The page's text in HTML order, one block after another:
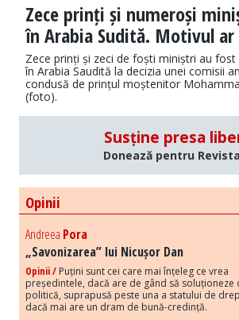
Zece prinți și numeroși
în Arabia Sudită. Motivul
Zece prinți și zeci de foști miniștri au
în Arabia Saudită la decizia unei comisii
condusă de prințul moștenitor
(foto).
Susține presa
Donează pentru
Opinii
Andreea Pora
„Savonizarea” lui Nicușor Dan
Opinii / Puțini sunt cei care mai înțeleg ce vrea
președintele, dacă are de gând să soluționeze
politică, suprapusă peste una a statului de
dacă mai are un dram de bună-credință.